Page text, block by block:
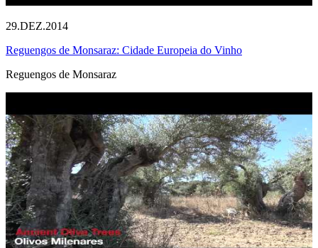
29.DEZ.2014
Reguengos de Monsaraz: Cidade Europeia do Vinho
Reguengos de Monsaraz